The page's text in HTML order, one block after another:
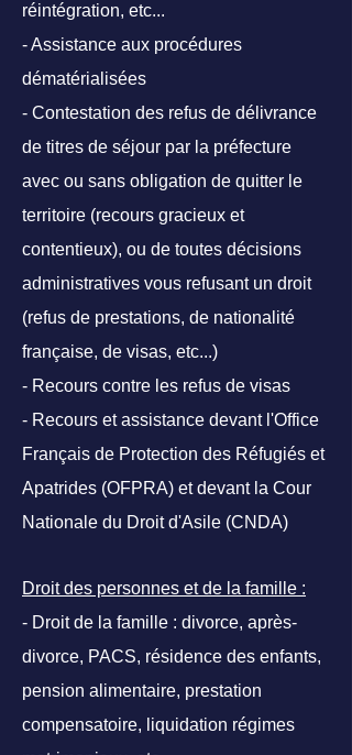
réintégration, etc...
- Assistance aux procédures
dématérialisées
- Contestation des refus de délivrance
de titres de séjour par la préfecture
avec ou sans obligation de quitter le
territoire (recours gracieux et
contentieux), ou de toutes décisions
administratives vous refusant un droit
(refus de prestations, de nationalité
française, de visas, etc...)
- Recours contre les refus de visas
- Recours et assistance devant l'Office
Français de Protection des Réfugiés et
Apatrides (OFPRA) et devant la Cour
Nationale du Droit d'Asile (CNDA)
Droit des personnes et de la famille :
- Droit de la famille : divorce, après-
divorce, PACS, résidence des enfants,
pension alimentaire, prestation
compensatoire, liquidation régimes